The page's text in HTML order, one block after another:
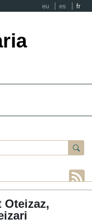
eu es fr